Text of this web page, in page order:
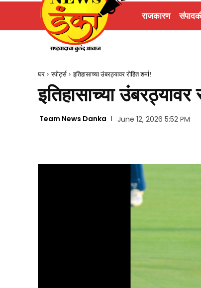
राजकारण
घर स्पोर्ट्स इतिहासाच्या उंबरठ्यावर रोहित शर्मा!
इतिहासाच्या उंबरठ्यावर
Team News Danka June 12, 2026 5:52 PM